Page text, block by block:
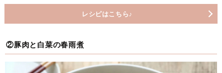
レシピはこちら♪
②豚肉と白菜の春雨煮